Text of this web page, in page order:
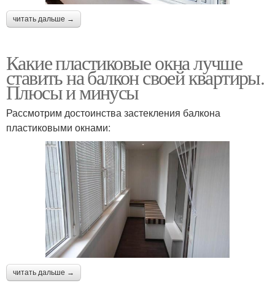
читать дальше →
Какие пластиковые окна лучше
ставить на балкон своей квартиры.
Плюсы и минусы
Рассмотрим достоинства застекления балкона
пластиковыми окнами:
читать дальше →